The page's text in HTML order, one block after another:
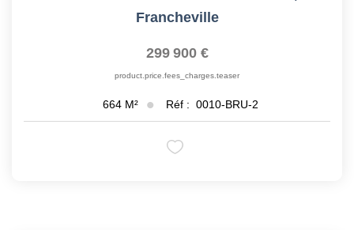
Francheville
299 900 €
product.price.fees_charges.teaser
664 M² Réf : 0010-BRU-2